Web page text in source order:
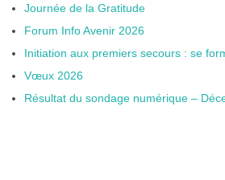
Journée de la Gratitude
Forum Info Avenir 2026
Initiation aux premiers secours : se
Vœux 2026
Résultat du sondage numérique –